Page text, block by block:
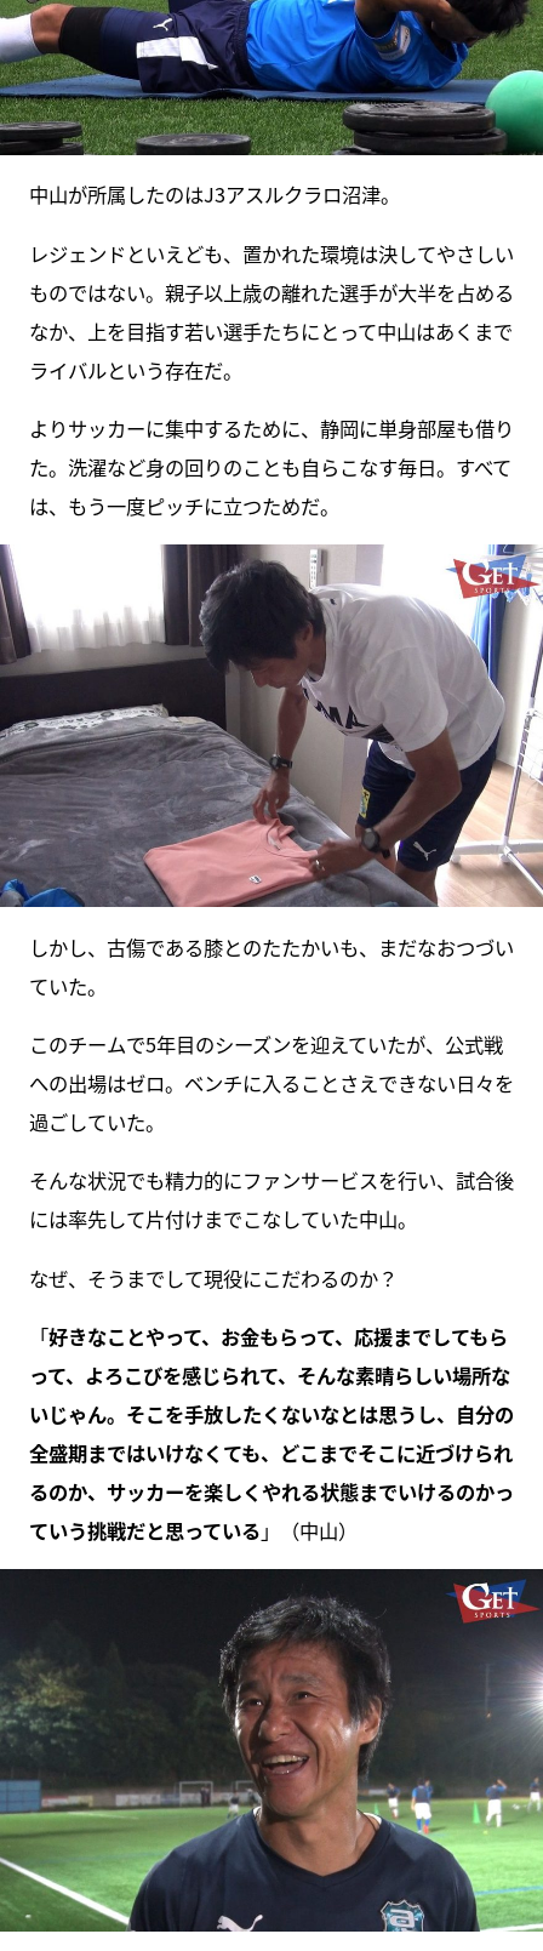
中山が所属したのはJ3アスルクラロ沼津。
レジェンドといえども、置かれた環境は決してやさしい
ものではない。親子以上歳の離れた選手が大半を占める
なか、上を目指す若い選手たちにとって中山はあくまで
ライバルという存在だ。
よりサッカーに集中するために、静岡に単身部屋も借り
た。洗濯など身の回りのことも自らこなす毎日。すべて
は、もう一度ピッチに立つためだ。
しかし、古傷である膝とのたたかいも、まだなおつづい
ていた。
このチームで5年目のシーズンを迎えていたが、公式戦
への出場はゼロ。ベンチに入ることさえできない日々を
過ごしていた。
そんな状況でも精力的にファンサービスを行い、試合後
には率先して片付けまでこなしていた中山。
なぜ、そうまでして現役にこだわるのか？
「好きなことやって、お金もらって、応援までしてもら
って、よろこびを感じられて、そんな素晴らしい場所な
いじゃん。そこを手放したくないなとは思うし、自分の
全盛期まではいけなくても、どこまでそこに近づけられ
るのか、サッカーを楽しくやれる状態までいけるのかっ
ていう挑戦だと思っている 」（中山）